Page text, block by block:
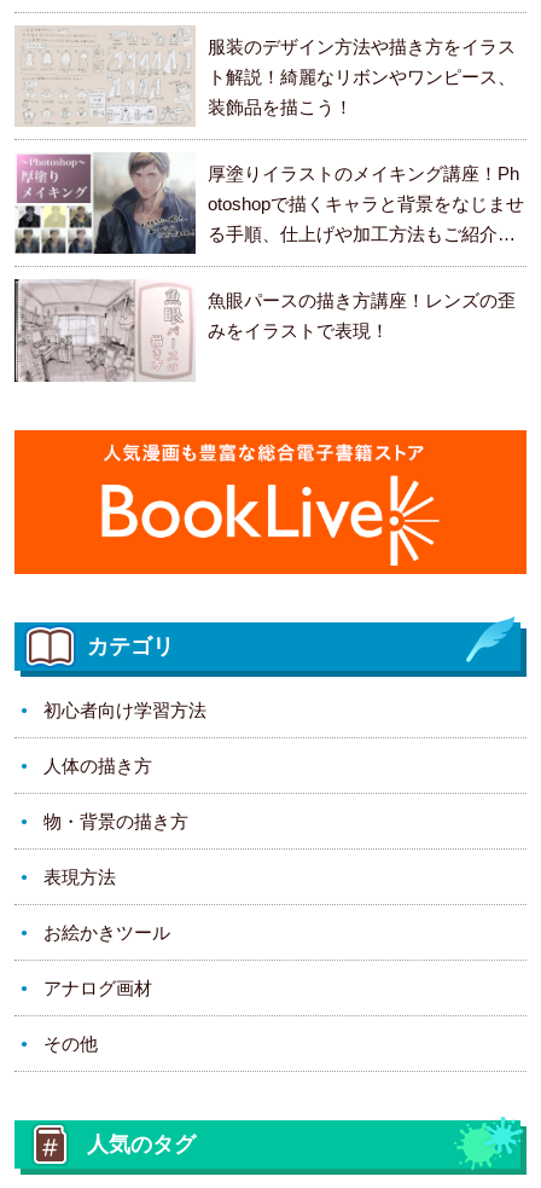
服装のデザイン方法や描き方をイラス
ト解説！綺麗なリボンやワンピース、
装飾品を描こう！
厚塗りイラストのメイキング講座！Ph
otoshopで描くキャラと背景をなじませ
る手順、仕上げや加工方法もご紹介し
ます。
魚眼パースの描き方講座！レンズの歪
みをイラストで表現！
カテゴリ
初心者向け学習方法
人体の描き方
物・背景の描き方
表現方法
お絵かきツール
アナログ画材
その他
人気のタグ